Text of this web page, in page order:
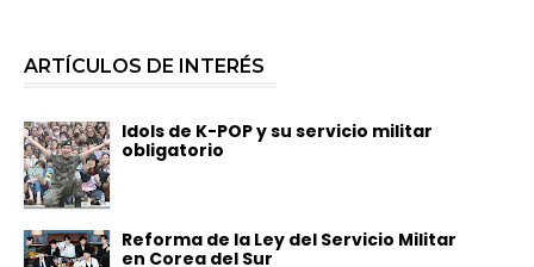
ARTÍCULOS DE INTERÉS
Idols de K-POP y su servicio militar
obligatorio
Reforma de la Ley del Servicio Militar
en Corea del Sur